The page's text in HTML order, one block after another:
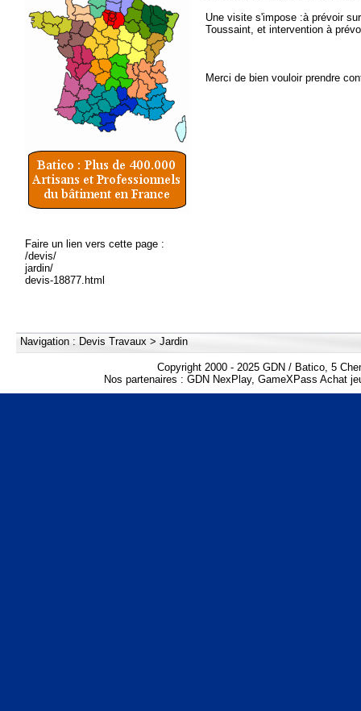
Faire un lien vers cette page :
/devis/
jardin/
devis-18877.html
Une visite s'impose :à prévoir
Toussaint, et intervention à
Merci de bien vouloir prendre
Navigation : Devis Travaux > Jardin
Copyright 2000 - 2025 GDN / Batico, 5
Nos partenaires : GDN NexPlay, GameXPass Achat